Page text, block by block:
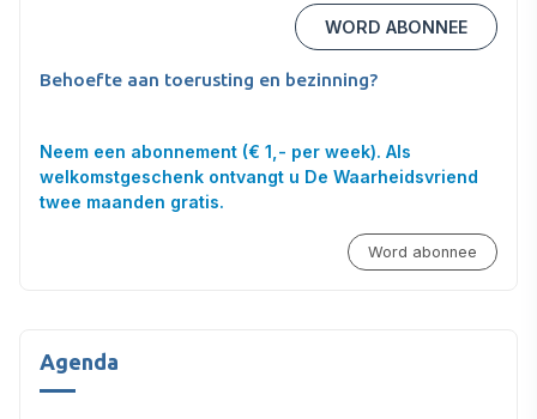
WORD ABONNEE
Behoefte aan toerusting en bezinning?
Neem een abonnement (€ 1,- per week). Als
welkomstgeschenk ontvangt u De Waarheidsvriend
twee maanden gratis.
Word abonnee
Agenda